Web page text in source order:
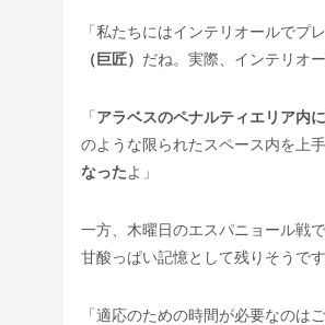
「私たちにはインテリオールでプ
（巨匠） だね。実際、インテリオ
「 アラベスのペナルティエリア内
のような限られたスペース内を上
なったよ」
一方、木曜日のエスパニョール戦
甘酸っぱい記憶として残りそうです
「適応のための時間が必要なのは